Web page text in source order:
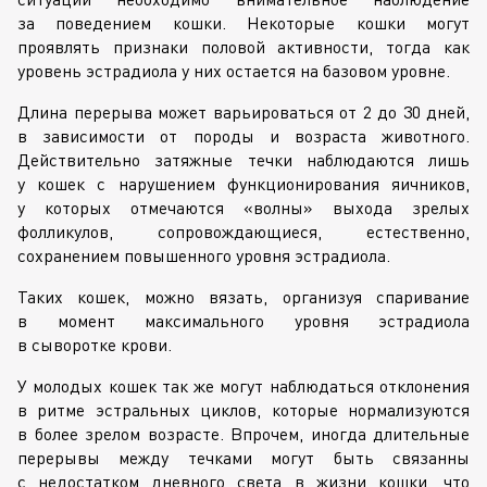
за поведением кошки. Некоторые кошки могут
проявлять признаки половой активности, тогда как
уровень эстрадиола у них остается на базовом уровне.
Длина перерыва может варьироваться от 2 до 30 дней,
в зависимости от породы и возраста животного.
Действительно затяжные течки наблюдаются лишь
у кошек с нарушением функционирования яичников,
у которых отмечаются «волны» выхода зрелых
фолликулов, сопровождающиеся, естественно,
сохранением повышенного уровня эстрадиола.
Таких кошек, можно вязать, организуя спаривание
в момент максимального уровня эстрадиола
в сыворотке крови.
У молодых кошек так же могут наблюдаться отклонения
в ритме эстральных циклов, которые нормализуются
в более зрелом возрасте. Впрочем, иногда длительные
перерывы между течками могут быть связанны
с недостатком дневного света в жизни кошки, что